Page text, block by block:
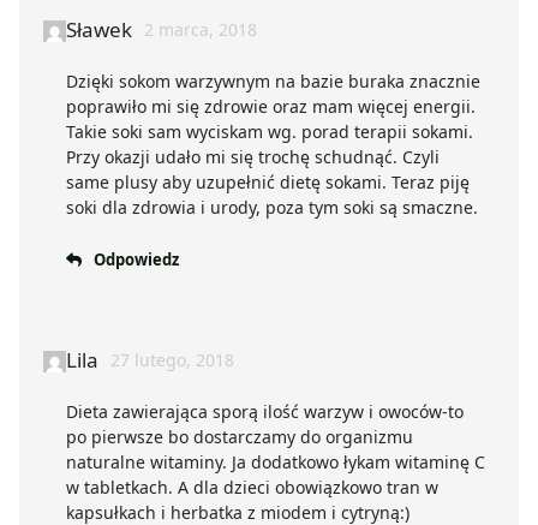
Sławek 2 marca, 2018
Dzięki sokom warzywnym na bazie buraka znacznie
poprawiło mi się zdrowie oraz mam więcej energii.
Takie soki sam wyciskam wg. porad terapii sokami.
Przy okazji udało mi się trochę schudnąć. Czyli
same plusy aby uzupełnić dietę sokami. Teraz piję
soki dla zdrowia i urody, poza tym soki są smaczne.
Odpowiedz
Lila 27 lutego, 2018
Dieta zawierająca sporą ilość warzyw i owoców-to
po pierwsze bo dostarczamy do organizmu
naturalne witaminy. Ja dodatkowo łykam witaminę C
w tabletkach. A dla dzieci obowiązkowo tran w
kapsułkach i herbatka z miodem i cytryną:)